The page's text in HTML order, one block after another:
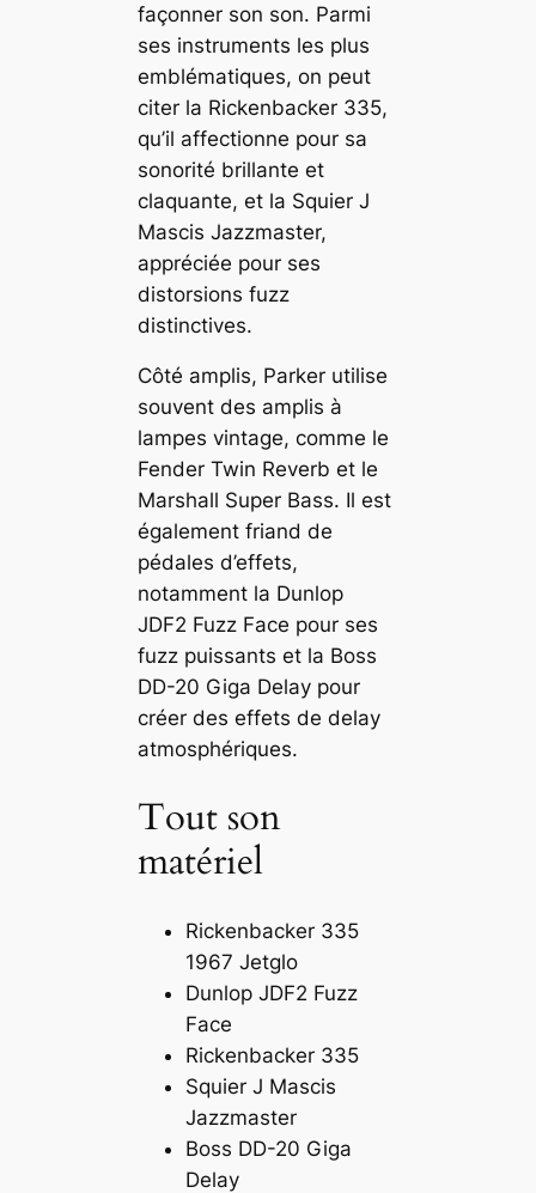
façonner son son. Parmi
ses instruments les plus
emblématiques, on peut
citer la Rickenbacker 335,
qu’il affectionne pour sa
sonorité brillante et
claquante, et la Squier J
Mascis Jazzmaster,
appréciée pour ses
distorsions fuzz
distinctives.
Côté amplis, Parker utilise
souvent des amplis à
lampes vintage, comme le
Fender Twin Reverb et le
Marshall Super Bass. Il est
également friand de
pédales d’effets,
notamment la Dunlop
JDF2 Fuzz Face pour ses
fuzz puissants et la Boss
DD-20 Giga Delay pour
créer des effets de delay
atmosphériques.
Tout son
matériel
Rickenbacker 335
1967 Jetglo
Dunlop JDF2 Fuzz
Face
Rickenbacker 335
Squier J Mascis
Jazzmaster
Boss DD-20 Giga
Delay